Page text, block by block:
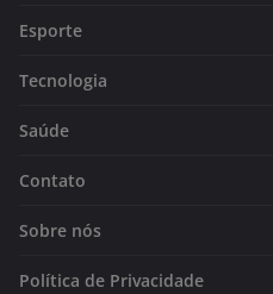
Esporte
Tecnologia
Saúde
Contato
Sobre nós
Política de Privacidade